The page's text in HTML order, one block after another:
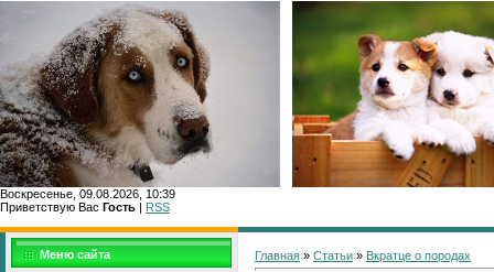
Воскресенье, 09.08.2026, 10:39
Приветствую Вас Гость | RSS
Меню сайта
Главная » Статьи » Вкратце о породах